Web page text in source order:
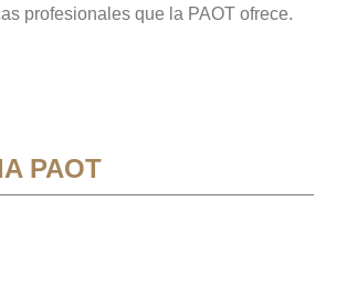
profesionales que la PAOT ofrece.
PAOT